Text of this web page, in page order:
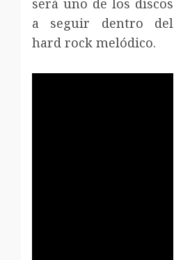
será uno de los discos
a seguir dentro del
hard rock melódico.